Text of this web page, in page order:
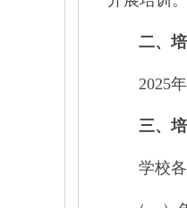
二、
2025年
三、
学校各